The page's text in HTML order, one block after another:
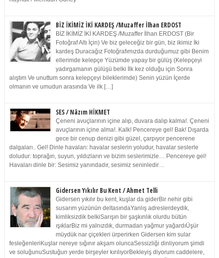
BİZ İKİMİZ İKİ KARDEŞ /Muzaffer İlhan ERDOST
BİZ İKİMİZ İKİ KARDEŞ /Muzaffer İlhan ERDOST (Bir
Fotoğraf Altı İçin) Ve biz geleceğiz bir gün, biz ikimiz İki
kardeş Duracağız Fotoğrafımızda durduğumuz gibi Benim
ellerimde kelepçe Yüzümde yapay bir gülüş (Kelepçeyi
yadırgamanın gülüşü belki İlk kez olduğu için Sonra
alıştım Ve unuttum sonra kelepçeyi bileklerimde) Senin yüzün İçerde
olmanın ve umudun arasında Ve ilk […]
SES / Nâzım HİKMET
Çeneni avuçlarının içine alıp, duvara dalıp kalma!. Çeneni
avuçlarının içine alma!. Kalk! Pencereye gel! Bak! Dışarda
gece bir cenup denizi gibi güzel, çarpıyor pencerene
dalgaları.. Gel! Dinle havaları: havalar seslerin yoludur, havalar seslerle
doludur: toprağın, suyun, yıldızların ve bizim seslerimizle… Pencereye gel!
Havaları dinle bir: Sesimiz yanındadır, sesimiz seninledir…
Gidersen Yıkılır Bu Kent / Ahmet Telli
Gidersen yıkılır bu kent, kuşlar da giderBir nehir gibi
susarım yüzünün deltasındaYanlış adreslerdeydik,
kimliksizdik belkiSarışın bir şaşkınlık olurdu bütün
ışıklarBiz mi yalnızdık, durmadan yağmur yağardıÜşür
müydük nar çiçekleri ürperirken Gidersen kim sular
fesleğenleriKuşlar nereye sığınır akşam oluncaSessizliği dinliyorum şimdi
ve soluğunuSustuğun yerde birşeyler kırılıyorBekleyiş diyorum caddelere,